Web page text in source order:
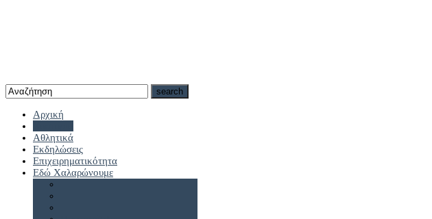
Αρχική
Αθλητικά
Εκδηλώσεις
Επιχειρηματικότητα
Εδώ Χαλαρώνουμε